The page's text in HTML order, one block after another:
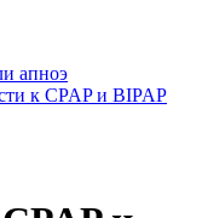
апноэ
к CPAP и BIPAP